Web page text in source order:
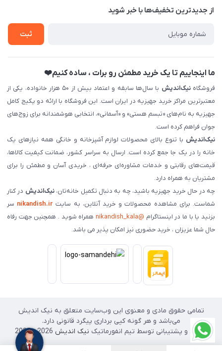
فروش‌اقساطی
از جدید‌ترین تخفیف‌ها با‌ خبر شوید
ثبت
ما اینجاییم تا یک خرید مطمئن رو برات ، ساده کنیم❤️
فروشگاهنیک‌اندیش
با سال‌ها سابقه و اعتماد بیش از ۵۰ هزار خانواده، یکی از
معتبرترین مراکز خرید جهیزیه در ایران است. این فروشگاه با ارائه دو پکیج کامل
جهیزیه به نام‌های «تبسم هستی» و «آسمانی»، انتخابی هوشمندانه برای زوج‌های
جوان فراهم کرده است.
نیک‌اندیش با تنوع بالای محصولات لوازم آشپزخانه و خانگی همه نیازهای یک
خانه را در یک جا جمع کرده است. ارسال به سراسر کشور، ضمانت کیفیت کالاها،
قیمت‌های رقابتی و خدمات مشاوره‌ای حرفه‌ای ، خریدی آسان و مطمئن را برای
مشتریان به همراه دارد.
چه در حال خرید جهیزیه باشید، چه به دنبال تکمیل خانه‌تان،نیک‌اندیش در کنار
شماست. برای مشاهده محصولات و خرید آنلاین، به سایت nikandish.ir سر
بزنید یا با ما در اینستاگرام @nikandish_kala
همراه شوید . همچنین جهت رفاه
حال شما عزیزان ، خرید حضوری نیز امکان پذیر می باشد.
تمامی حقوق مادی و معنوی این وب‌سایت متعلق به نیک اندیش
می‌باشد و هر گونه کپی برداری پیگرد قانونی دارد.
طراحی و پشتیبانی توسط تیم انفورماتیک نیک اندیش 2026 - 2025